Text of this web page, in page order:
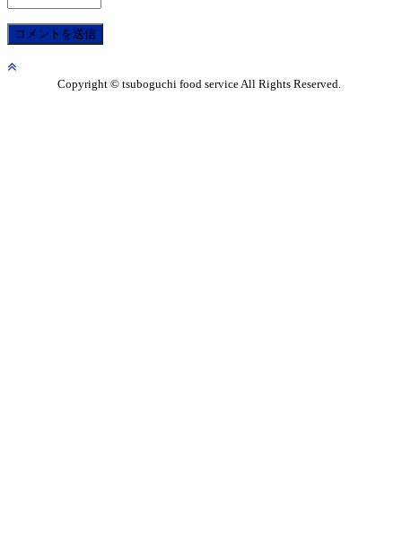
Copyright © tsuboguchi food service All Rights Reserved.